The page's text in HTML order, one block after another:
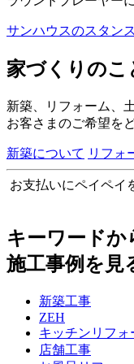
サンハウスのスタンス
家づくりのこ
新築、リフォーム、
お客さまのご希望を
新築について リフォ
お支払いにペイペイ
キーワードか
施工事例を見
新築工事
ZEH
キッチンリフォ
店舗工事